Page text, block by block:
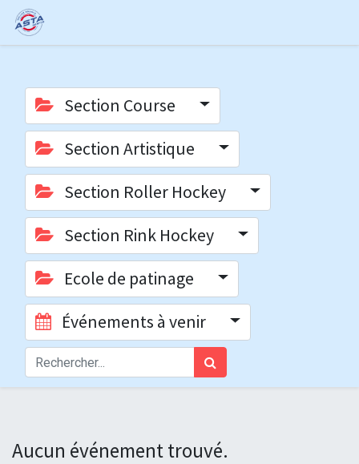
Section Course
Section Artistique
Section Roller Hockey
Section Rink Hockey
Ecole de patinage
Événements à venir
Aucun événement trouvé.